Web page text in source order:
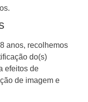
anos, recolhemos
do(s)
efeitos de
de imagem e